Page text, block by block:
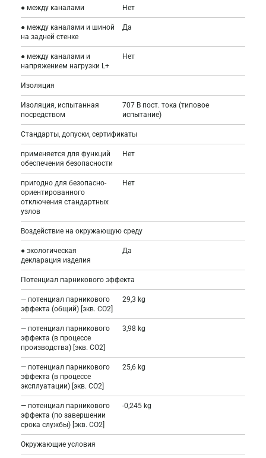
● между каналами Нет
● между каналами и шиной
на задней стенке
Да
● между каналами и
напряжением нагрузки L+
Нет
Изоляция
Изоляция, испытанная
посредством
707 В пост. тока (типовое
испытание)
Стандарты, допуски, сертификаты
применяется для функций
обеспечения безопасности
Нет
пригодно для безопасно-
ориентированного
отключения стандартных
узлов
Нет
Воздействие на окружающую среду
● экологическая
декларация изделия
Да
Потенциал парникового эффекта
— потенциал парникового
эффекта (общий) [экв. CO2]
29,3 kg
— потенциал парникового
эффекта (в процессе
производства) [экв. CO2]
3,98 kg
— потенциал парникового
эффекта (в процессе
эксплуатации) [экв. CO2]
25,6 kg
— потенциал парникового
эффекта (по завершении
срока службы) [экв. CO2]
-0,245 kg
Окружающие условия